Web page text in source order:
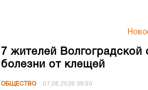
7 жителей Волгоградской
болезни от клещей
ОБЩЕСТВО 07.08.2026 09:30